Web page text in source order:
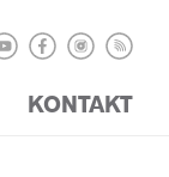
KONTAKT